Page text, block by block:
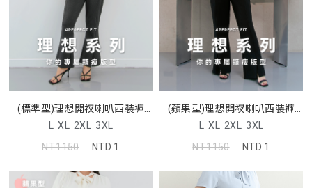
(標準型)理想開衩喇叭西裝褲
MISS
L XL 2XL 3XL
NT.1150
NTD.1
(蘋果型)理想開衩喇叭西裝褲
MISS
L XL 2XL 3XL
NT.1150
NTD.1